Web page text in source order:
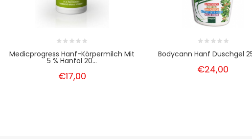
Medicprogress Hanf-Körpermilch Mit
5 % Hanföl 20...
€17,00
Bodycann Hanf Duschgel
€24,00